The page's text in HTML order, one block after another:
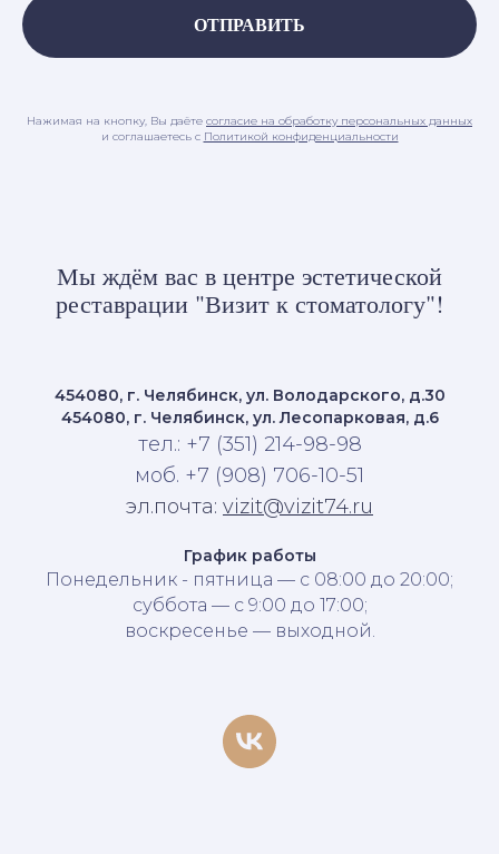
ОТПРАВИТЬ
Нажимая на кнопку, Вы даёте согласие на обработку персональных данных
и соглашаетесь c Политикой конфиденциальности
Мы ждём вас в центре эстетической
реставрации "Визит к стоматологу"!
454080, г. Челябинск, ул. Володарского, д.30
454080, г. Челябинск, ул. Лесопарковая, д.6
тел.: +7 (351) 214-98-98
моб. +7 (908) 706-10-51
эл.почта: vizit@vizit74.ru
График работы
Понедельник - пятница — с 08:00 до 20:00;
суббота — с 9:00 до 17:00;
воскресенье — выходной.